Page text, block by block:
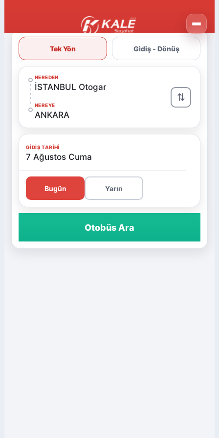
Tek Yön Gidiş - Dönüş
NEREDEN
İSTANBUL Otogar
NEREYE
ANKARA
⇅
GIDIŞ TARIHI
7 Ağustos Cuma
Bugün Yarın
Otobüs Ara